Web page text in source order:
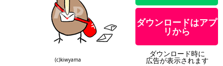
(c)kiwyama
ダウンロードはアプ
リから
ダウンロード時に
広告が表示されます